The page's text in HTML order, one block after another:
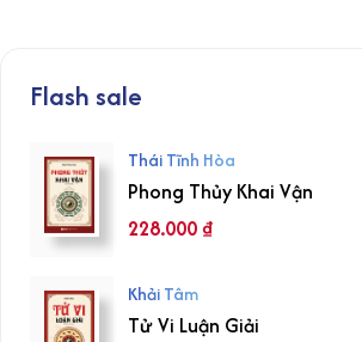
Flash sale
Thái Tĩnh Hòa
Phong Thủy Khai Vận
228.000₫
Khải Tâm
Tử Vi Luận Giải